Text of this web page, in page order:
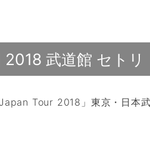
武道館 セトリ
Tour 2018」東京・日本武